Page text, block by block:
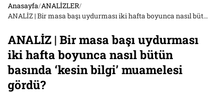
Anasayfa/ANALİZLER/
ANALİZ | Bir masa başı uydurması iki hafta boyunca nasıl bütün basında ‘kesin bilgi’ muamelesi gördü?
ANALİZ | Bir masa başı uydurması
iki hafta boyunca nasıl bütün
basında ‘kesin bilgi’ muamelesi
gördü?